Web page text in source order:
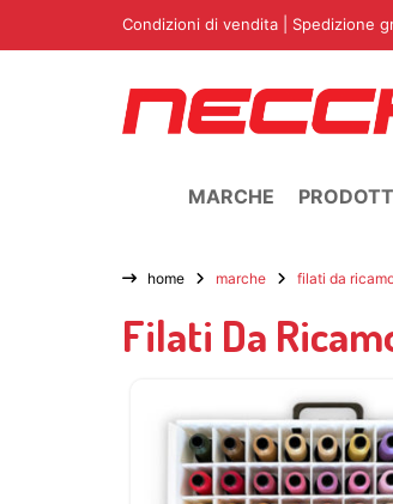
Condizioni di vendita | Spedizione
MARCHE
home marche filati da
Filati Da